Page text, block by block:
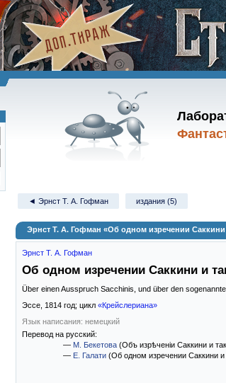
◄ Эрнст Т. А. Гофман издания (5)
Эрнст Т. А. Гофман «Об одном изречении
Эрнст Т. А. Гофман
Об одном изречении Саккини и
Über einen Ausspruch Sacchinis, und über den
Эссе, 1814 год; цикл «Крейслериана»
Язык написания: немецкий
Перевод на русский:
— М. Бекетова (Объ изрѣченіи Саккини и
— Е. Галати (Об одном изречении Саккини